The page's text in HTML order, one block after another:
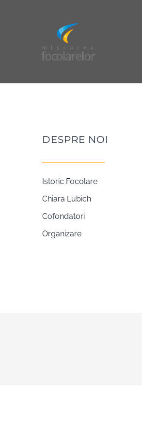
DESPRE NOI
Istoric Focolare
Chiara Lubich
Cofondatori
Organizare